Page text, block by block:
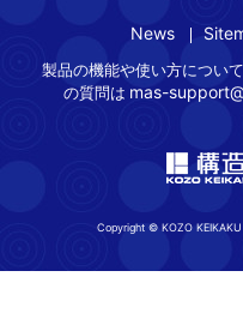
News
製品の機能や使い方につい
の質問は mas-
Copyright © KOZO KEIKAKU